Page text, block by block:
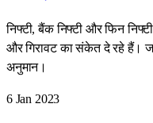
निफ्टी, बैंक निफ्टी और फिन
और गिरावट का संकेत दे रहे हैं।
अनुमान।
6 Jan 2023